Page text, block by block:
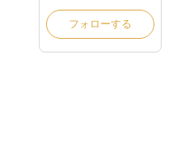
フォローする